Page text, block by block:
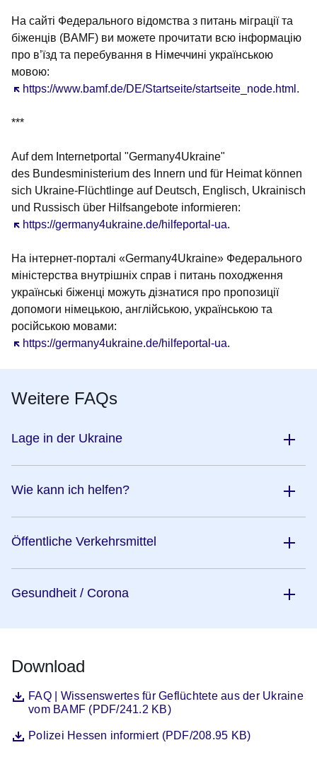
На сайті Федерального відомства з питань міграції та
біженців (BAMF) ви можете прочитати всю інформацію
про в’їзд та перебування в Німеччині українською
мовою:
https://www.bamf.de/DE/Startseite/startseite_node.html
Öffnet sich in einem neuen Fenster .
***
Auf dem Internetportal "Germany4Ukraine"
des Bundesministerium des Innern und für Heimat können
sich Ukraine-Flüchtlinge auf Deutsch, Englisch, Ukrainisch
und Russisch über Hilfsangebote informieren:
https://germany4ukraine.de/hilfeportal-ua
Öffnet sich in einem neuen Fenster .
На інтернет-порталі «Germany4Ukraine» Федерального
міністерства внутрішніх справ і питань походження
українські біженці можуть дізнатися про пропозиції
допомоги німецькою, англійською, українською та
російською мовами:
https://germany4ukraine.de/hilfeportal-ua
Öffnet sich in einem neuen Fenster .
Weitere FAQs
Lage in der Ukraine
Wie kann ich helfen?
Öffentliche Verkehrsmittel
Gesundheit / Corona
Download
DateiFAQ | Wissenswertes für Geflüchtete aus der Ukraine
vom BAMF (PDF/241.2 KB)
Öffnet sich in einem neuen Fenster
DateiPolizei Hessen informiert (PDF/208.95 KB)
Öffnet sich in einem neuen Fenster